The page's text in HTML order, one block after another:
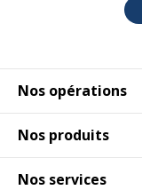
Nos opérations
Nos produits
Nos services